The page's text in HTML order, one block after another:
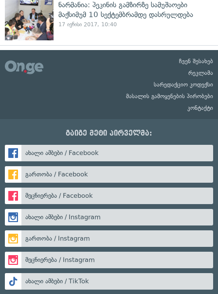
ნარმანია: პეკინის გამზირზე სამუშაოები
მაქსიმუმ 10 სექტემბრამდე დასრულდება
17 ივნისი 2017, 10:40
ჩვენ შესახებ
რეკლამა
სარედაქციო კოდექსი
მასალის გამოყენების პირობები
კონტაქტი
გაიგე მეტი პირველმა:
ახალი ამბები / Facebook
გართობა / Facebook
მეცნიერება / Facebook
ახალი ამბები / Instagram
გართობა / Instagram
მეცნიერება / Instagram
ახალი ამბები / TikTok